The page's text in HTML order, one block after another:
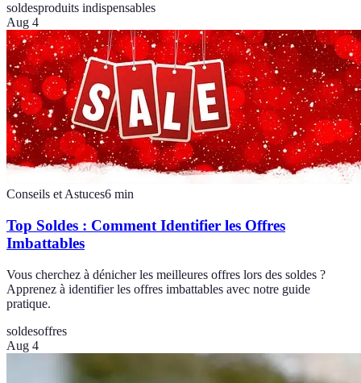
soldesproduits indispensables
Aug 4
Conseils et Astuces6 min
Top Soldes : Comment Identifier les Offres
Imbattables
Vous cherchez à dénicher les meilleures offres lors des soldes ?
Apprenez à identifier les offres imbattables avec notre guide
pratique.
soldesoffres
Aug 4